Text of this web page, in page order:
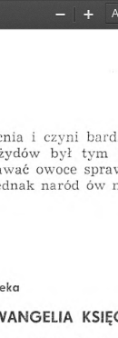
Zoom
Zoom
i czyni
był tym
owoce
naród ów